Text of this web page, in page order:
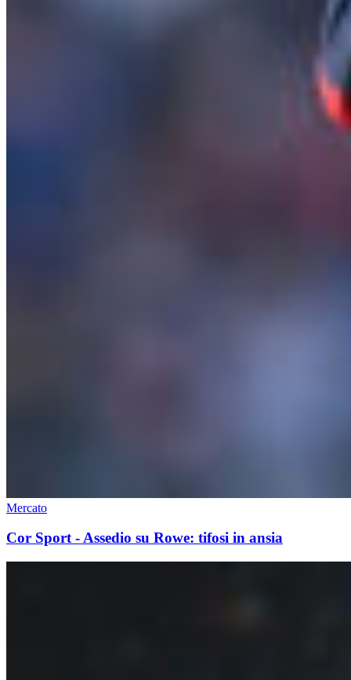
Mercato
Cor Sport - Assedio su Rowe: tifosi in ansia